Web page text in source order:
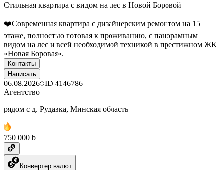
Стильная квартира с видом на лес в Новой Боровой
❤️Современная квартира с дизайнерским ремонтом на 15
этаже, полностью готовая к проживанию, с панорамным
видом на лес и всей необходимой техникой в престижном ЖК
«Новая Боровая».
Контакты
Написать
06.08.2026 ID 4146786
Агентство
рядом с д. Рудавка, Минская область
750 000 ƃ
Конвертер валют